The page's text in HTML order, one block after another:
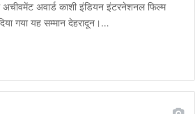
अचीवमेंट अवार्ड काशी इंडियन इंटरनेशनल फिल्म
गया यह सम्मान देहरादून।…